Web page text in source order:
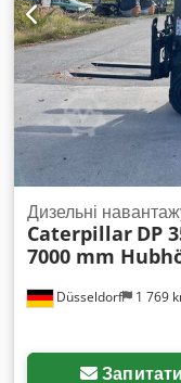
Düsseldorf 1 769
Дизельні
Caterpillar DP
7000 mm
Запитати